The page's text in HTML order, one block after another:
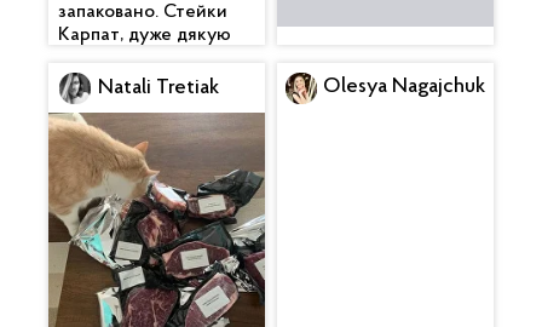
запаковано. Стейки
Карпат, дуже дякую
Natali Tretiak Olesya Nagajchuk